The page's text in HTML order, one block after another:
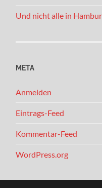
Und nicht alle in
META
Anmelden
Eintrags-Feed
Kommentar-Feed
WordPress.org